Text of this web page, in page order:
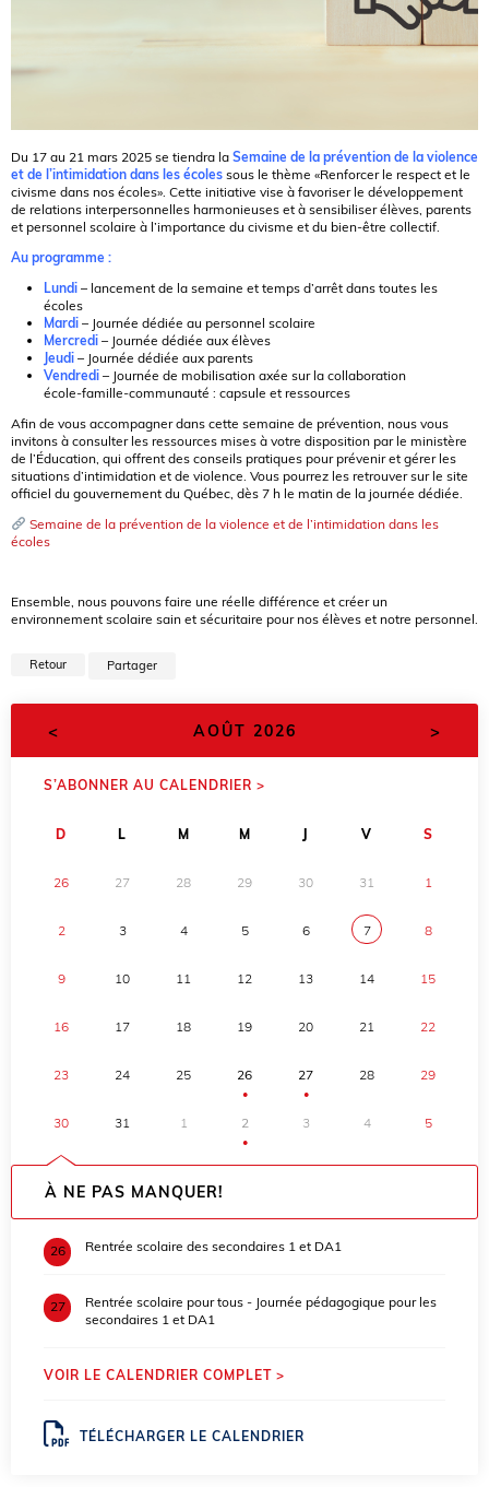
Du 17 au 21 mars 2025 se tiendra la Semaine de la prévention de la violence
et de l’intimidation dans les écoles sous le thème «Renforcer le respect et le
civisme dans nos écoles». Cette initiative vise à favoriser le développement
de relations interpersonnelles harmonieuses et à sensibiliser élèves, parents
et personnel scolaire à l’importance du civisme et du bien-être collectif.
Au programme :
Lundi – lancement de la semaine et temps d’arrêt dans toutes les
écoles
Mardi – Journée dédiée au personnel scolaire
Mercredi – Journée dédiée aux élèves
Jeudi – Journée dédiée aux parents
Vendredi – Journée de mobilisation axée sur la collaboration
école-famille-communauté : capsule et ressources
Afin de vous accompagner dans cette semaine de prévention, nous vous
invitons à consulter les ressources mises à votre disposition par le ministère
de l’Éducation, qui offrent des conseils pratiques pour prévenir et gérer les
situations d’intimidation et de violence. Vous pourrez les retrouver sur le site
officiel du gouvernement du Québec, dès 7 h le matin de la journée dédiée.
Semaine de la prévention de la violence et de l’intimidation dans les
écoles
Ensemble, nous pouvons faire une réelle différence et créer un
environnement scolaire sain et sécuritaire pour nos élèves et notre personnel.
Retour Partager
< AOÛT 2026 >
S’ABONNER AU CALENDRIER >
D L M M J V S
26 27 28 29 30 31 1
2 3 4 5 6 7 8
9 10 11 12 13 14 15
16 17 18 19 20 21 22
23 24 25 26
●
27
●
28 29
30 31 1 2
●
3 4 5
À NE PAS MANQUER!
26 Rentrée scolaire des secondaires 1 et DA1
27
Rentrée scolaire pour tous - Journée pédagogique pour les
secondaires 1 et DA1
VOIR LE CALENDRIER COMPLET >
TÉLÉCHARGER LE CALENDRIER